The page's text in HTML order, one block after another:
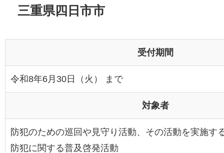
三重県四日市市
受付期間
令和8年6月30日（火） まで
対象者
防犯のための巡回や見守り活動、その活動を実施す
防犯に関する普及啓発活動